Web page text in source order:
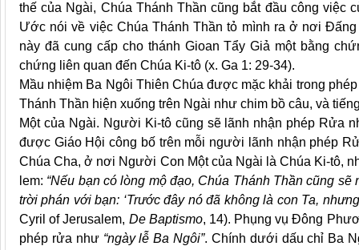
thế của Ngài, Chúa Thánh Thần cũng bắt đầu công việc
Ước nói về việc Chúa Thánh Thần tỏ mình ra ở nơi
này đã cung cấp cho thánh Gioan Tẩy Giả một bằng
chứng liên quan đến Chúa Ki-tô (x. Ga 1: 29-34).
Mầu nhiệm Ba Ngôi Thiên Chúa được mặc khải trong
Thánh Thần hiện xuống trên Ngài như chim bồ câu, và
Một của Ngài. Người Ki-tô cũng sẽ lãnh nhận phép Rửa
được Giáo Hội công bố trên mỗi người lãnh nhận phép
Chúa Cha, ở nơi Người Con Một của Ngài là Chúa Ki-tô,
lem: “Nếu bạn có lòng mộ đạo, Chúa Thánh Thần cũng
trời phán với bạn: ‘Trước đây nó đã không là con Ta,
Cyril of Jerusalem, De Baptismo, 14). Phụng vụ Đông
phép rửa như “ngày lễ Ba Ngôi”. Chính dưới dấu chỉ Ba